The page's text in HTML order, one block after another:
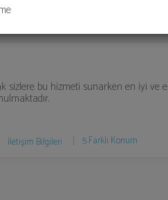
sizlere bu hizmeti sunarken en iyi ve
İletişim Bilgileri 5 Farklı Konum